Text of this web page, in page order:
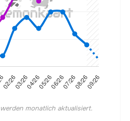
monatlich aktualisiert.